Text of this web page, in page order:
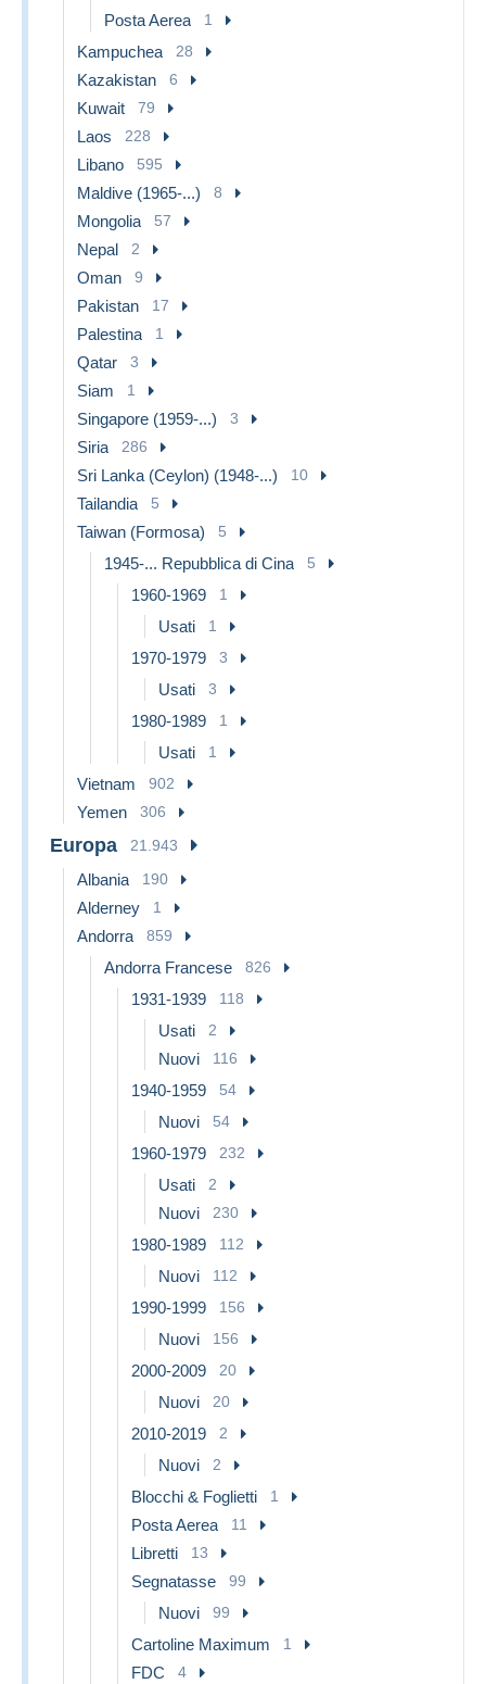
Posta Aerea 1
Kampuchea 28
Kazakistan 6
Kuwait 79
Laos 228
Libano 595
Maldive (1965-...) 8
Mongolia 57
Nepal 2
Oman 9
Pakistan 17
Palestina 1
Qatar 3
Siam 1
Singapore (1959-...) 3
Siria 286
Sri Lanka (Ceylon) (1948-...) 10
Tailandia 5
Taiwan (Formosa) 5
1945-... Repubblica di Cina 5
1960-1969 1
Usati 1
1970-1979 3
Usati 3
1980-1989 1
Usati 1
Vietnam 902
Yemen 306
Europa 21.943
Albania 190
Alderney 1
Andorra 859
Andorra Francese 826
1931-1939 118
Usati 2
Nuovi 116
1940-1959 54
Nuovi 54
1960-1979 232
Usati 2
Nuovi 230
1980-1989 112
Nuovi 112
1990-1999 156
Nuovi 156
2000-2009 20
Nuovi 20
2010-2019 2
Nuovi 2
Blocchi & Foglietti 1
Posta Aerea 11
Libretti 13
Segnatasse 99
Nuovi 99
Cartoline Maximum 1
FDC 4